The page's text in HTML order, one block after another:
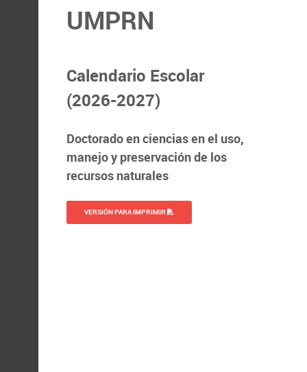
UMPRN
Calendario Escolar
(2026-2027)
Doctorado en ciencias en el uso,
manejo y preservación de los
recursos naturales
VERSIÓN PARA IMPRIMIR